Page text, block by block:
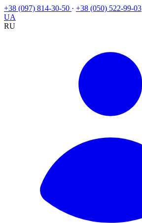
+38 (097) 814-30-50 · +38 (050) 522-99-03
UA
RU